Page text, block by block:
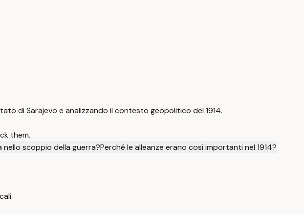
di Sarajevo e analizzando il contesto geopolitico del 1914.
them.
nello scoppio della guerra?Perché le alleanze erano così importanti nel 1914?